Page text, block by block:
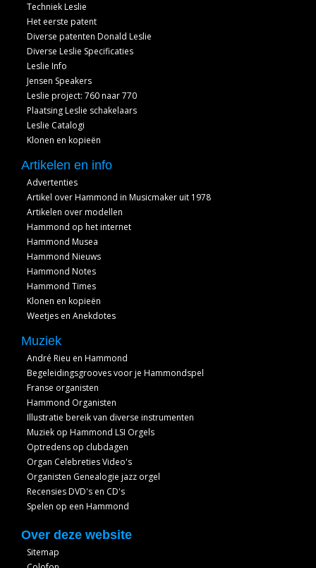
Techniek Leslie
Het eerste patent
Diverse patenten Donald Leslie
Diverse Leslie Specificaties
Leslie Info
Jensen Speakers
Leslie project: 760 naar 770
Plaatsing Leslie schakelaars
Leslie Catalogi
Klonen en kopieën
Artikelen en info
Advertenties
Artikel over Hammond in Musicmaker uit 1978
Artikelen over modellen
Hammond op het internet
Hammond Musea
Hammond Nieuws
Hammond Notes
Hammond Times
Klonen en kopieën
Weetjes en Anekdotes
Muziek
André Rieu en Hammond
Begeleidingsgrooves voor je Hammondspel
Franse organisten
Hammond Organisten
Illustratie bereik van diverse instrumenten
Muziek op Hammond LSI Orgels
Optredens op clubdagen
Organ Celebreties Video's
Organisten Genealogie jazz orgel
Recensies DVD's en CD's
Spelen op een Hammond
Over deze website
Sitemap